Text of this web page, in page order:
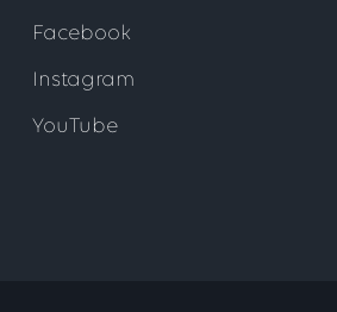
Facebook
Instagram
YouTube